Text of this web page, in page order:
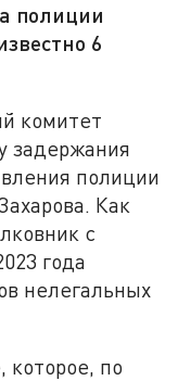
полиции
6
комитет
задержания
полиции
Как
с
года
нелегальных
по